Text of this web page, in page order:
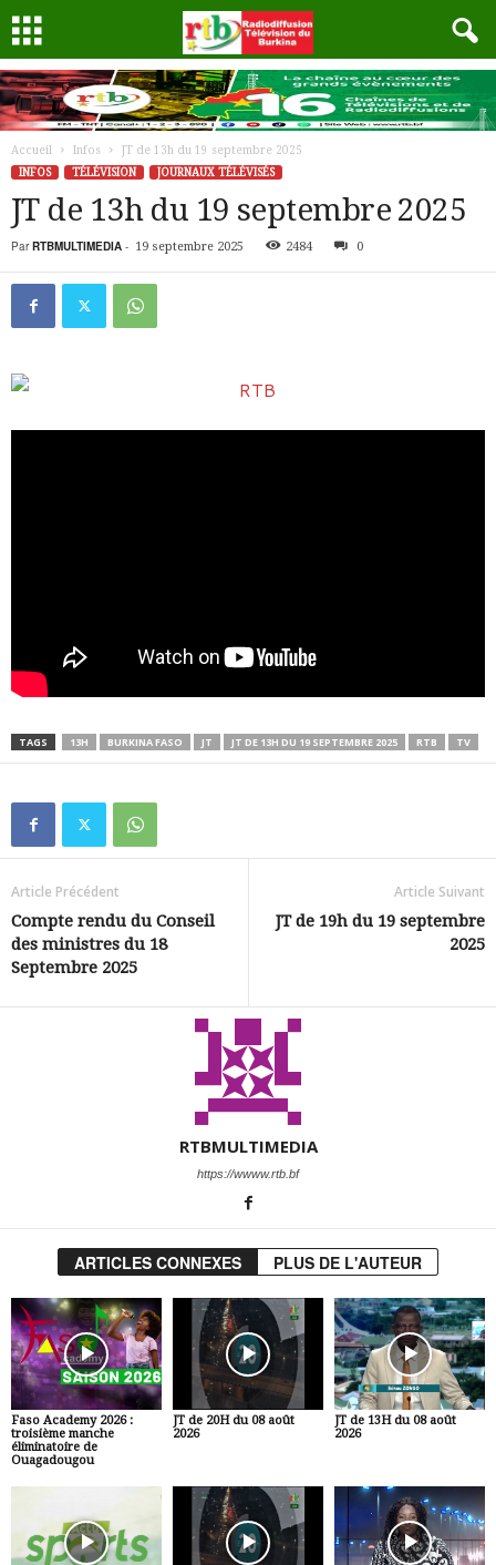
Accueil Infos
JT de 13h du 19 septembre 2025
INFOS
TÉLÉVISION JOURNAUX TÉLÉVISÉS
JT de 13h du 19 septembre 2025
Par RTBMULTIMEDIA - 19 septembre 2025 2484 0
TAGS 13H BURKINA FASO JT JT DE 13H DU 19 SEPTEMBRE 2025 RTB TV
Article Précédent
Compte rendu du Conseil
des ministres du 18
Septembre 2025
Article Suivant
JT de 19h du 19 septembre
2025
RTBMULTIMEDIA
https://wwww.rtb.bf
ARTICLES CONNEXES PLUS DE L'AUTEUR
Faso Academy 2026 :
troisième manche
éliminatoire de
Ouagadougou
JT de 20H du 08 août
2026
JT de 13H du 08 août
2026